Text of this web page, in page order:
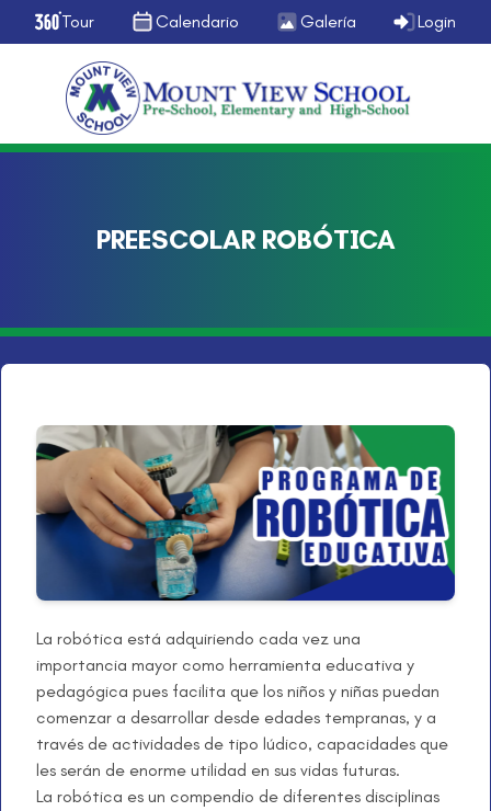
Tour Calendario Galería Login
PREESCOLAR ROBÓTICA
La robótica está adquiriendo cada vez una
importancia mayor como herramienta educativa y
pedagógica pues facilita que los niños y niñas puedan
comenzar a desarrollar desde edades tempranas, y a
través de actividades de tipo lúdico, capacidades que
les serán de enorme utilidad en sus vidas futuras.
La robótica es un compendio de diferentes disciplinas